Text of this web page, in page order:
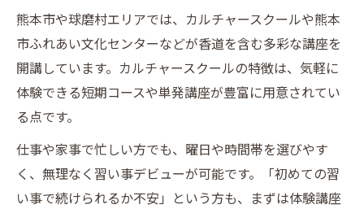
熊本市や球磨村エリアでは、カルチャースクールや熊本
市ふれあい文化センターなどが香道を含む多彩な講座を
開講しています。カルチャースクールの特徴は、気軽に
体験できる短期コースや単発講座が豊富に用意されてい
る点です。
仕事や家事で忙しい方でも、曜日や時間帯を選びやす
く、無理なく習い事デビューが可能です。「初めての習
い事で続けられるか不安」という方も、まずは体験講座